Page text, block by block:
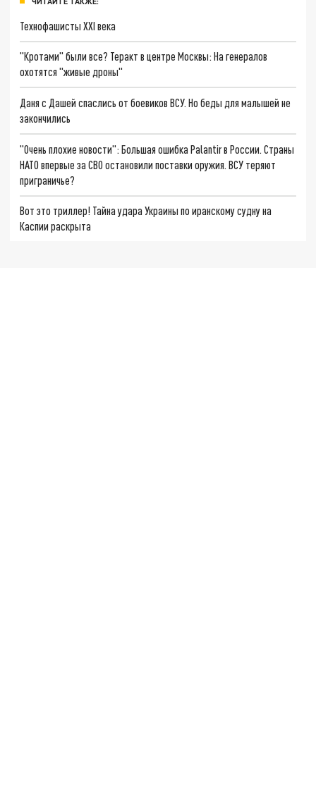
Технофашисты XXI века
"Кротами" были все? Теракт в центре Москвы: На генералов
охотятся "живые дроны"
Даня с Дашей спаслись от боевиков ВСУ. Но беды для малышей не
закончились
"Очень плохие новости": Большая ошибка Palantir в России. Страны
НАТО впервые за СВО остановили поставки оружия. ВСУ теряют
приграничье?
Вот это триллер! Тайна удара Украины по иранскому судну на
Каспии раскрыта